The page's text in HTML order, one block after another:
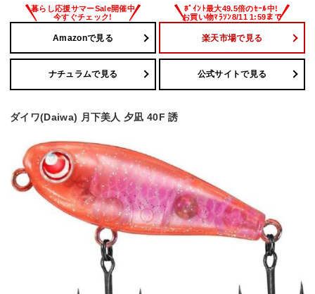
Amazonで見る 楽天市場で見る
ナチュラムで見る 公式サイトで見る
ダイワ(Daiwa) 月下美人 夕凪 40F 誘